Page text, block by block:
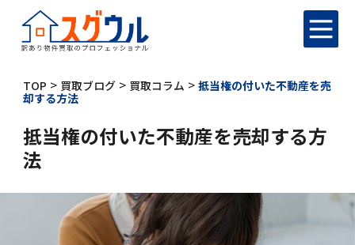
TOP > 買取ブログ > 買取コラム >抵当権の付いた不動産を売
却する方法
抵当権の付いた不動産を売却する方
法